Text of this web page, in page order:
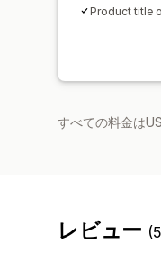
Product title
すべての料金は
レビュー